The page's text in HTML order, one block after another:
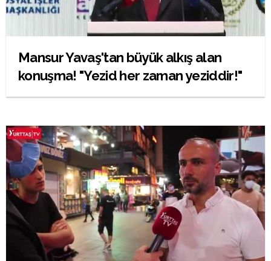
Mansur Yavaş'tan büyük alkış alan
konuşma! "Yezid her zaman yeziddir!"